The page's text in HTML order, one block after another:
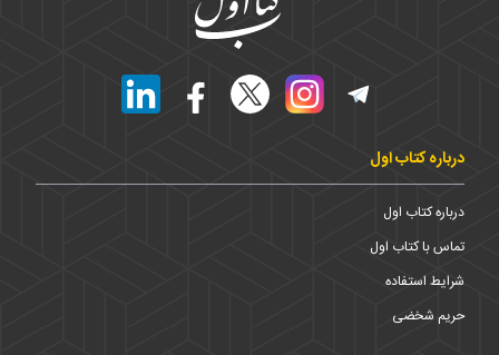
درباره کتاب اول
درباره کتاب اول
تماس با کتاب اول
شرایط استفاده
حریم شخضی